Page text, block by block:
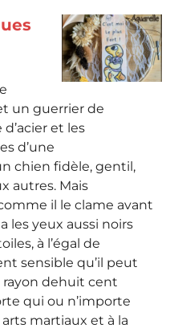
un guerrier de
et les
d’une
chien fidèle, gentil,
autres. Mais
il le clame avant
les yeux aussi noirs
à l’égal de
sensible qu’il peut
dehuit cent
qui ou n’importe
martiaux et à la